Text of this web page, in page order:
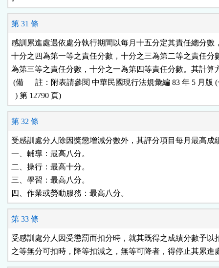
第 31 條
感訓累進處遇依處分執行期間以每月十五分定其責任總分數
十分之四為第一等之責任分數，十分之三為第二等之責任分
為第三等之責任分數，十分之一為第四等責任分數。其計算
(備      註：附表請參閱 中華民國現行法規彙編 83 年 5 月版
  ) 第 12790 頁)
第 32 條
受感訓處分人除因獎懲增減分數外，其評分項目每月最高成
一、輔導：最高八分。
二、操行：最高十分。
三、學習：最高八分。
第 33 條
受感訓處分人因受懲罰而扣分時，就其既得之成績分數予以
之等無分可扣時，降等扣減之，無等可降者，得停止其累進